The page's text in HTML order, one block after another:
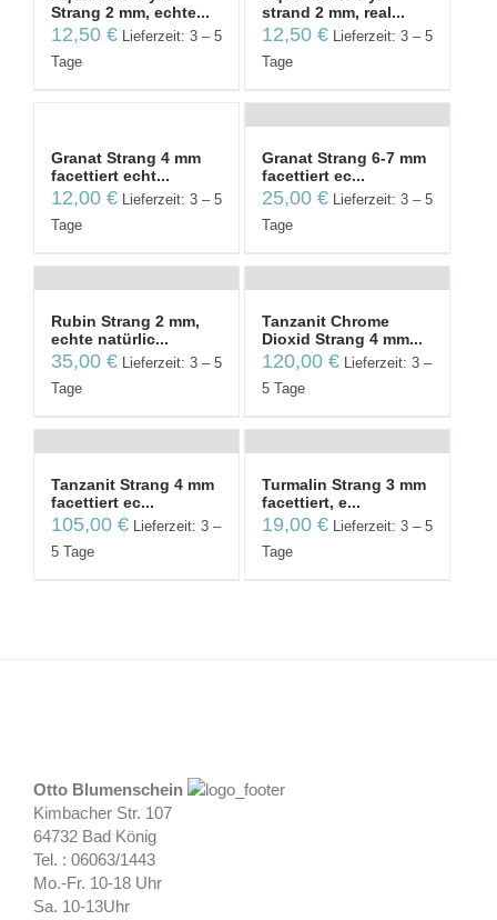
Strang 2 mm, echte...
12,50 €
Lieferzeit: 3 – 5
Tage
strand 2 mm, real...
12,50€
Lieferzeit: 3 – 5
Tage
Granat Strang 4 mm
facettiert echt...
12,00 €
Lieferzeit: 3 – 5
Tage
Granat Strang 6-7 mm
facettiert ec...
25,00€
Lieferzeit: 3 – 5
Tage
Rubin Strang 2 mm,
echte natürlic...
35,00 €
Lieferzeit: 3 – 5
Tage
Tanzanit Chrome
Dioxid Strang 4 mm...
120,00€
Lieferzeit: 3 –
5 Tage
Tanzanit Strang 4 mm
facettiert ec...
105,00 €
Lieferzeit: 3 –
5 Tage
Turmalin Strang 3 mm
facettiert, e...
19,00€
Lieferzeit: 3 – 5
Tage
Otto Blumenschein
Kimbacher Str. 107
64732 Bad König
Tel. : 06063/1443
Mo.-Fr. 10-18 Uhr
Sa. 10-13Uhr